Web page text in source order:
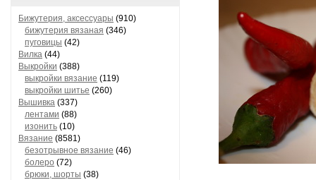
Бижутерия, аксессуары (910)
бижутерия вязаная (346)
пуговицы (42)
Вилка (44)
Выкройки (388)
выкройки вязание (119)
выкройки шитье (260)
Вышивка (337)
лентами (88)
изонить (10)
Вязание (8581)
безотрывное вязание (46)
болеро (72)
брюки, шорты (38)